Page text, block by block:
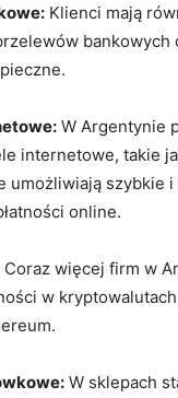
Klienci mają
bankowych
W Argentynie
internetowe, takie
umożliwiają szybkie
online.
Coraz więcej firm w
w
W sklepach